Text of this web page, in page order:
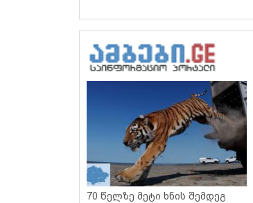
70 წელზე მეტი ხნის შემდეგ